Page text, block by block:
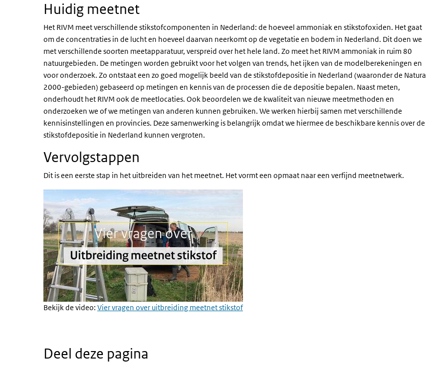
Huidig meetnet
Het RIVM meet verschillende stikstofcomponenten in Nederland: de hoeveel ammoniak en stikstofoxiden. Het gaat
om de concentraties in de lucht en hoeveel daarvan neerkomt op de vegetatie en bodem in Nederland. Dit doen we
met verschillende soorten meetapparatuur, verspreid over het hele land. Zo meet het RIVM ammoniak in ruim 80
natuurgebieden. De metingen worden gebruikt voor het volgen van trends, het ijken van de modelberekeningen en
voor onderzoek. Zo ontstaat een zo goed mogelijk beeld van de stikstofdepositie in Nederland (waaronder de Natura
2000-gebieden) gebaseerd op metingen en kennis van de processen die de depositie bepalen. Naast meten,
onderhoudt het RIVM ook de meetlocaties. Ook beoordelen we de kwaliteit van nieuwe meetmethoden en
onderzoeken we of we metingen van anderen kunnen gebruiken. We werken hierbij samen met verschillende
kennisinstellingen en provincies. Deze samenwerking is belangrijk omdat we hiermee de beschikbare kennis over de
stikstofdepositie in Nederland kunnen vergroten.
Vervolgstappen
Dit is een eerste stap in het uitbreiden van het meetnet. Het vormt een opmaat naar een verfijnd meetnetwerk.
Bekijk de video: Vier vragen over uitbreiding meetnet stikstof
Deel deze pagina